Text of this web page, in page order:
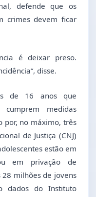
defende que os
crimes devem ficar
é deixar preso.
disse.
de 16 anos que
cumprem medidas
por, no máximo, três
de Justiça (CNJ)
estão em
em privação de
milhões de jovens
dados do Instituto